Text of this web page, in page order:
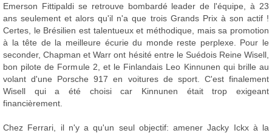
Emerson Fittipaldi se retrouve bombardé leader de l'équipe, à 23
ans seulement et alors qu'il n'a que trois Grands Prix à son actif !
Certes, le Brésilien est talentueux et méthodique, mais sa promotion
à la tête de la meilleure écurie du monde reste perplexe. Pour le
seconder, Chapman et Warr ont hésité entre le Suédois Reine Wisell,
bon pilote de Formule 2, et le Finlandais Leo Kinnunen qui brille au
volant d'une Porsche 917 en voitures de sport. C'est finalement
Wisell qui a été choisi car Kinnunen était trop exigeant
financièrement.
Chez Ferrari, il n'y a qu'un seul objectif: amener Jacky Ickx à la